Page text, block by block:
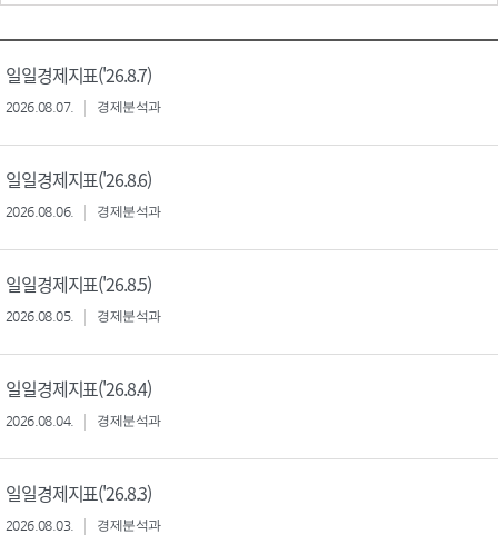
일일경제지표('26.8.7)
2026.08.07. 경제분석과
일일경제지표('26.8.6)
2026.08.06. 경제분석과
일일경제지표('26.8.5)
2026.08.05. 경제분석과
일일경제지표('26.8.4)
2026.08.04. 경제분석과
일일경제지표('26.8.3)
2026.08.03. 경제분석과